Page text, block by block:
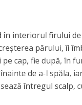
în interiorul firului
părului, îi
cap, fie după, în
de a-l spăla,
întregul scalp,